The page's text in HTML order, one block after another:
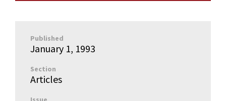
Published
January 1, 1993
Section
Articles